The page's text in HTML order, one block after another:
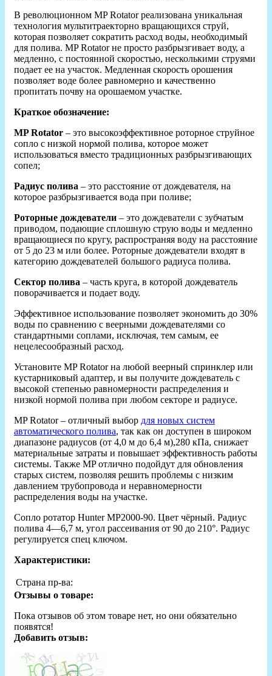
В революционном MP Rotator реализована уникальная
технология мультитраекторно вращающихся струй,
которая позволяет сократить расход воды, необходимый
для полива. MP Rotator не просто разбрызгивает воду, а
медленно, с постоянной скоростью, несколькими струями
подает ее на участок. Медленная скорость орошения
позволяет воде более равномерно и качественно
пропитать почву на орошаемом участке.
Краткое обозначение:
MP Rotator – это высокоэффективное роторное струйное
сопло с низкой нормой полива, которое может
использоваться вместо традиционных разбрызгивающих
сопел;
Радиус полива – это расстояние от дождевателя, на
которое разбрызгивается вода при поливе;
Роторные дождеватели – это дождеватели с зубчатым
приводом, подающие сплошную струю воды и медленно
вращающиеся по кругу, распространяя воду на расстояние
от 5 до 23 м или более. Роторные дождеватели входят в
категорию дождевателей большого радиуса полива.
Сектор полива – часть круга, в которой дождеватель
поворачивается и подает воду.
Эффективное использование позволяет экономить до 30%
воды по сравнению с веерными дождевателями со
стандартными соплами, исключая, тем самым, ее
нецелесообразный расход.
Установите MP Rotator на любой веерный спринклер или
кустарниковый адаптер, и вы получите дождеватель с
высокой степенью равномерности распределения и
низкой нормой полива при любом секторе и радиусе.
MP Rotator – отличный выбор для новых систем
автоматического полива, так как он доступен в широком
диапазоне радиусов (от 4,0 м до 6,4 м),280 кПа, снижает
материальные затраты и повышает эффективность работы
системы. Также MP отлично подойдут для обновления
старых систем, позволяя решить проблемы с низким
давлением трубопровода и неравномерности
распределения воды на участке.
Сопло ротатор Hunter MP2000-90. Цвет чёрный. Радиус
полива 4—6,7 м, угол рассеивания от 90 до 210°. Радиус
регулируется спец ключом.
Характеристики:
Страна пр-ва:
Отзывы о товаре:
Пока отзывов об этом товаре нет, но они обязательно
появятся!
Добавить отзыв: